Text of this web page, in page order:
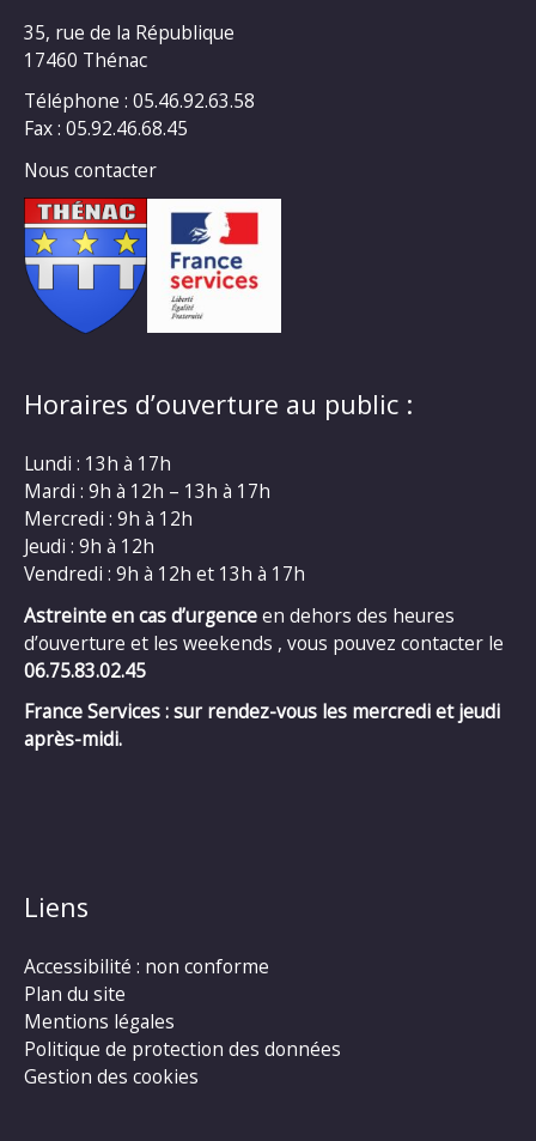
35, rue de la République
17460 Thénac
Téléphone : 05.46.92.63.58
Fax : 05.92.46.68.45
Nous contacter
Horaires d’ouverture au public :
Lundi : 13h à 17h
Mardi : 9h à 12h – 13h à 17h
Mercredi : 9h à 12h
Jeudi : 9h à 12h
Vendredi : 9h à 12h et 13h à 17h
Astreinte en cas d’urgenceen dehors des heures
d’ouverture et les weekends , vous pouvez contacter le
06.75.83.02.45
France Services : sur rendez-vous les mercredi et jeudi
après-midi.
Liens
Accessibilité : non conforme
Plan du site
Mentions légales
Politique de protection des données
Gestion des cookies